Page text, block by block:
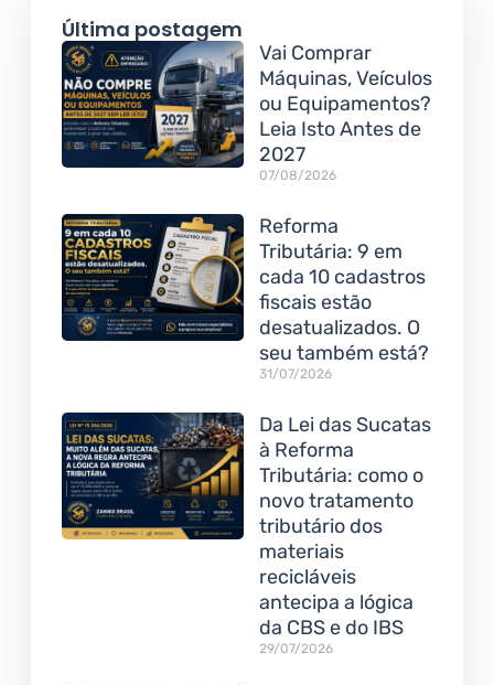
Última postagem
Vai Comprar
Máquinas, Veículos
ou Equipamentos?
Leia Isto Antes de
2027
07/08/2026
Reforma
Tributária: 9 em
cada 10 cadastros
fiscais estão
desatualizados. O
seu também está?
31/07/2026
Da Lei das Sucatas
à Reforma
Tributária: como o
novo tratamento
tributário dos
materiais
recicláveis
antecipa a lógica
da CBS e do IBS
29/07/2026